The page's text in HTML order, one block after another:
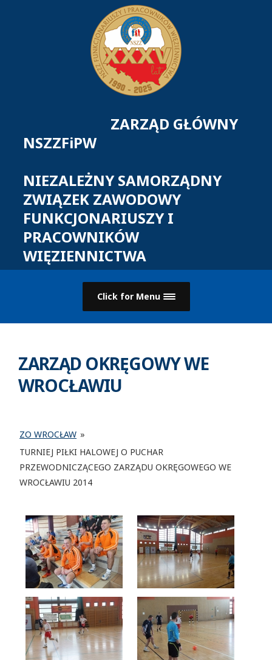
ZARZĄD GŁÓWNY
NSZZFiPW
NIEZALEŻNY SAMORZĄDNY
ZWIĄZEK ZAWODOWY
FUNKCJONARIUSZY I
PRACOWNIKÓW
WIĘZIENNICTWA
Click for Menu
ZARZĄD OKRĘGOWY WE
WROCŁAWIU
ZO WROCŁAW »
TURNIEJ PIŁKI HALOWEJ O PUCHAR
PRZEWODNICZĄCEGO ZARZĄDU OKRĘGOWEGO WE
WROCŁAWIU 2014